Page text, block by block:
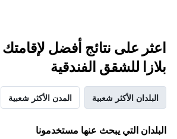
اعثر على نتائج أفضل
بلازا للشقق الفندقية
البلدان الأكثر شعبية المدن الأكثر شعبية
البلدان التي يبحث عنها مستخدمونا